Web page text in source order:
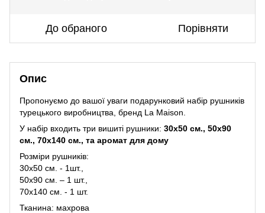
До обраного Порівняти
Опис
Пропонуємо до вашої уваги подарунковий набір рушників
турецького виробництва, бренд La Maison.
У набір входить три вишиті рушники: 30х50 см., 50х90
см., 70х140 см., та аромат для дому
Розміри рушників:
30х50 см. - 1шт.,
50х90 см. – 1 шт.,
70х140 см. - 1 шт.
Тканина: махрова